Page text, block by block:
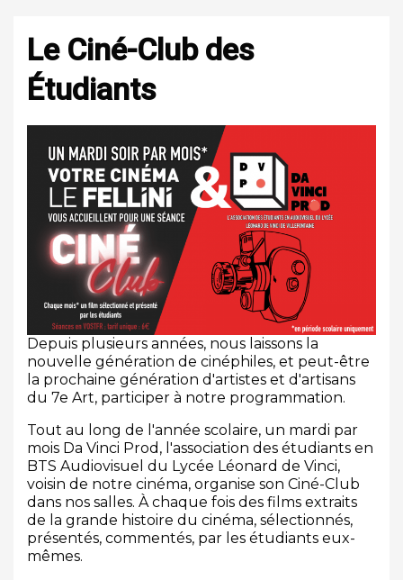
VF
Le Ciné-Club des
Étudiants
Depuis plusieurs années, nous laissons la
nouvelle génération de cinéphiles, et peut-être
la prochaine génération d'artistes et d'artisans
du 7e Art, participer à notre programmation.
Tout au long de l'année scolaire, un mardi par
mois Da Vinci Prod, l'association des étudiants en
BTS Audiovisuel du Lycée Léonard de Vinci,
voisin de notre cinéma, organise son Ciné-Club
dans nos salles. À chaque fois des films extraits
de la grande histoire du cinéma, sélectionnés,
présentés, commentés, par les étudiants eux-
mêmes.